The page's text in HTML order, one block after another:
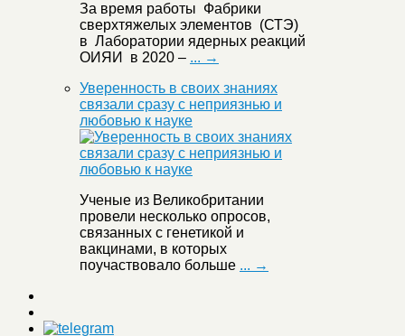
За время работы Фабрики
сверхтяжелых элементов (СТЭ)
в Лаборатории ядерных реакций
ОИЯИ в 2020 – ... →
Уверенность в своих знаниях
связали сразу с неприязнью и
любовью к науке
Ученые из Великобритании
провели несколько опросов,
связанных с генетикой и
вакцинами, в которых
поучаствовало больше ... →